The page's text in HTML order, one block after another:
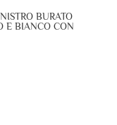
BURATO
E BIANCO CON